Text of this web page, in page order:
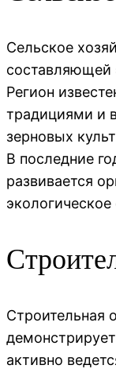
Сельское
составляющей
Регион
традициями и
зерновых
В последние
развивается
Строительная
активно